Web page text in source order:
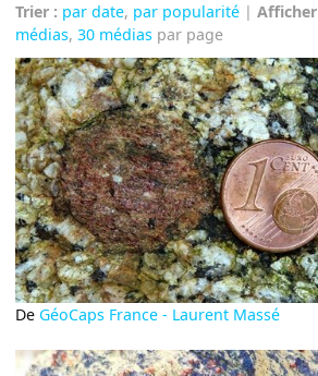
Trier : par date, par popularité |Afficher
médias,30 médias par page
De GéoCaps France - Laurent Massé